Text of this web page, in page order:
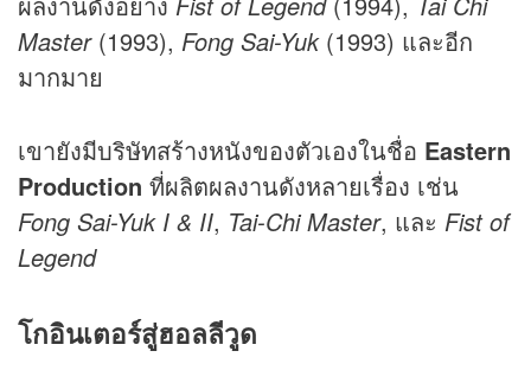
Master(1993), Fong Sai-Yuk(1993) และอีก
มากมาย
เขายังมีบริษัทสร้างหนังของตัวเองในชื่อ Eastern
Production ที่ผลิตผลงานดังหลายเรื่อง เช่น
Fong Sai-Yuk I & II, Tai-Chi Master, และ Fist of
Legend
โกอินเตอร์สู่ฮอลลีวูด